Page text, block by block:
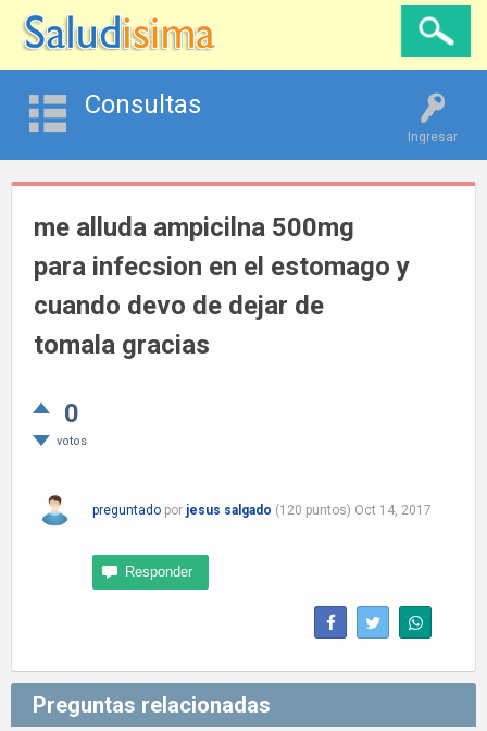
Ingresar
Consultas
me alluda ampicilna 500mg
para infecsion en el estomago y
cuando devo de dejar de
tomala gracias
0
votos
preguntado por jesus salgado (120 puntos) Oct 14, 2017
Preguntas relacionadas